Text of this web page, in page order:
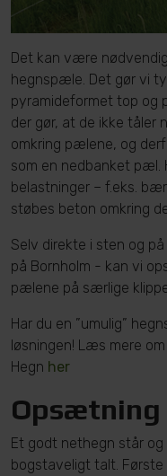
Det kan være
hegnspæle. Det gør vi
pyramideformet top og
der gør, at de ikke tåler
omkring pælene, og
som en nedbanket pæl.
belastninger – f.eks.
støbes beton omkring
Selv direkte i sten og
på Bornholm - kan vi
pælene på særlige
Har du en ”umulig”
løsningen! Læs mere
Hegn her
Opsætning
Et godt nethegn står
bogstaveligt talt.